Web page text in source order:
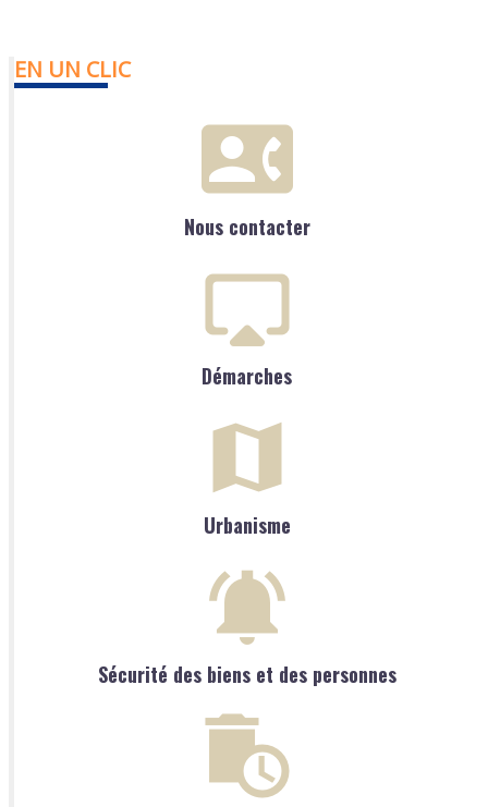
EN UN CLIC
Nous contacter
Démarches
Urbanisme
Sécurité des biens et des personnes